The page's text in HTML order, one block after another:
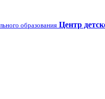
образования Центр